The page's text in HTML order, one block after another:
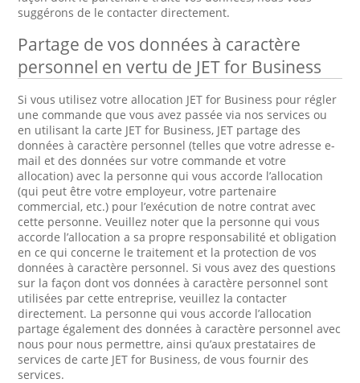
suggérons de le contacter directement.
Partage de vos données à caractère
personnel en vertu de JET for Business
Si vous utilisez votre allocation JET for Business pour régler
une commande que vous avez passée via nos services ou
en utilisant la carte JET for Business, JET partage des
données à caractère personnel (telles que votre adresse e-
mail et des données sur votre commande et votre
allocation) avec la personne qui vous accorde l’allocation
(qui peut être votre employeur, votre partenaire
commercial, etc.) pour l’exécution de notre contrat avec
cette personne. Veuillez noter que la personne qui vous
accorde l’allocation a sa propre responsabilité et obligation
en ce qui concerne le traitement et la protection de vos
données à caractère personnel. Si vous avez des questions
sur la façon dont vos données à caractère personnel sont
utilisées par cette entreprise, veuillez la contacter
directement. La personne qui vous accorde l’allocation
partage également des données à caractère personnel avec
nous pour nous permettre, ainsi qu’aux prestataires de
services de carte JET for Business, de vous fournir des
services.